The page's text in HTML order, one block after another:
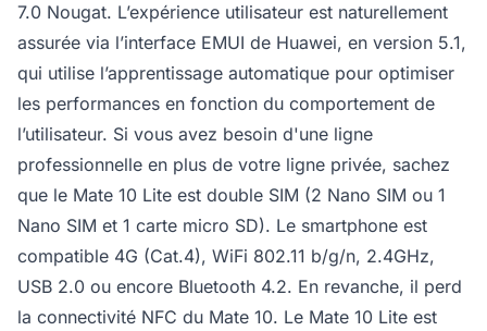
7.0 Nougat. L’expérience utilisateur est naturellement
assurée via l’interface EMUI de Huawei, en version 5.1,
qui utilise l’apprentissage automatique pour optimiser
les performances en fonction du comportement de
l’utilisateur. Si vous avez besoin d'une ligne
professionnelle en plus de votre ligne privée, sachez
que le Mate 10 Lite est double SIM (2 Nano SIM ou 1
Nano SIM et 1 carte micro SD). Le smartphone est
compatible 4G (Cat.4), WiFi 802.11 b/g/n, 2.4GHz,
USB 2.0 ou encore Bluetooth 4.2. En revanche, il perd
la connectivité NFC du Mate 10. Le Mate 10 Lite est